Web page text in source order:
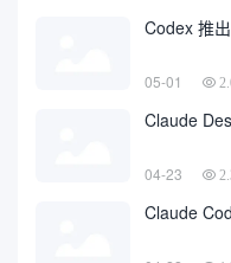
Codex 推
05-01
Claude
04-23
Claude